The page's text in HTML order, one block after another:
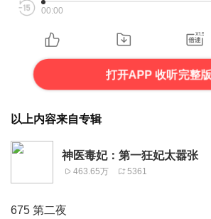
00:00
打开APP 收听完整版
以上内容来自专辑
神医毒妃：第一狂妃太嚣张
463.65万 5361
675 第二夜